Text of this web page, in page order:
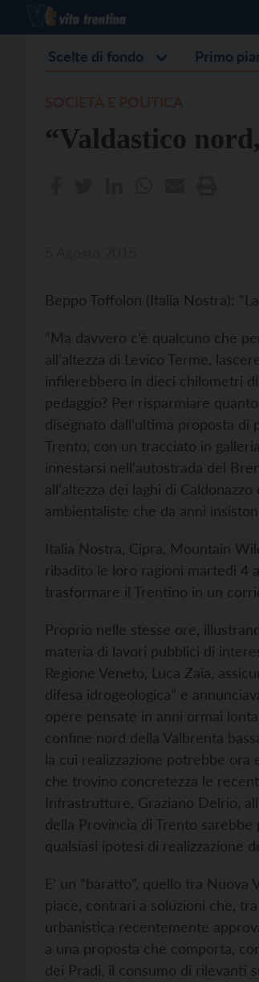
Scelte di fondo Primo
“Valdastico
Beppo Toffolon (Italia Nostra):
“Ma davvero c’è qualcuno che
all’altezza di Levico Terme,
infilerebbero in dieci chilometri
pedaggio? Per risparmiare
disegnato dall’ultima proposta di
Trento, con un tracciato in
innestarsi nell’autostrada del
all’altezza dei laghi di
ambientaliste che da anni
Italia Nostra, Cipra, Mountain
ribadito le loro ragioni martedì 4
trasformare il Trentino in un
Proprio nelle stesse ore,
materia di lavori pubblici di
Regione Veneto, Luca Zaia,
difesa idrogeologica” e
opere pensate in anni ormai
confine nord della Valbrenta
la cui realizzazione potrebbe ora
che trovino concretezza le
Infrastrutture, Graziano Delrio,
della Provincia di Trento
qualsiasi ipotesi di realizzazione
E’ un “baratto”, quello tra
piace, contrari a soluzioni che,
urbanistica recentemente
a una proposta che comporta,
dei Pradi, il consumo di rilevanti